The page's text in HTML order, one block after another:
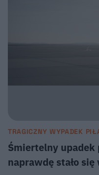
TRAGICZNY WYPADEK
Śmiertelny upadek
naprawdę stało się